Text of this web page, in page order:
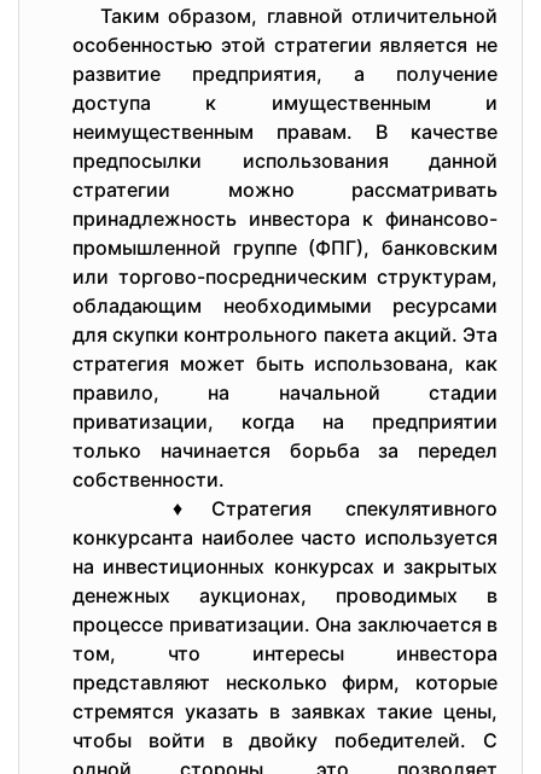
Таким образом, главной отличительной
особенностью этой стратегии является не
развитие предприятия, а получение
доступа к имущественным и
неимущественным правам. В качестве
предпосылки использования данной
стратегии можно рассматривать
принадлежность инвестора к финансово-
промышленной группе (ФПГ), банковским
или торгово-посредническим структурам,
обладающим необходимыми ресурсами
для скупки контрольного пакета акций. Эта
стратегия может быть использована, как
правило, на начальной стадии
приватизации, когда на предприятии
только начинается борьба за передел
собственности.
♦Стратегия спекулятивного
конкурсанта наиболее часто используется
на инвестиционных конкурсах и закрытых
денежных аукционах, проводимых в
процессе приватизации. Она заключается в
том, что интересы инвестора
представляют несколько фирм, которые
стремятся указать в заявках такие цены,
чтобы войти в двойку победителей. С
одной стороны, это позволяет